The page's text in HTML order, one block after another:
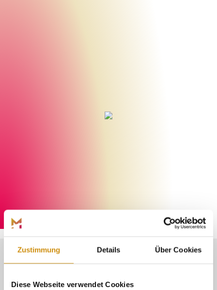
Zustimmung Details Über Cookies
Diese Webseite verwendet Cookies
MALERISCHE